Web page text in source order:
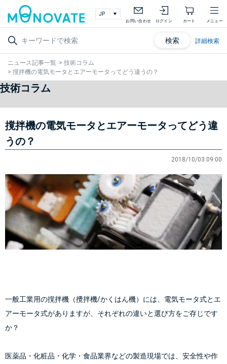
お問い合わせ ログイン カート メニュー
検索 詳細検索
ニュース記事一覧 > 技術コラム
> 撹拌機の電気モータとエアーモータってどう違うの？
技術コラム
撹拌機の電気モータとエアーモータってどう違
うの？
2018/10/03 09:00
一般工業用の撹拌機（攪拌機/かくはん機）には、電気モータ式とエ
アーモータ式がありますが、それぞれの違いと選び方をご存じです
か？
医薬品・化粧品・化学・食品業界などの製造現場では、安全性や作